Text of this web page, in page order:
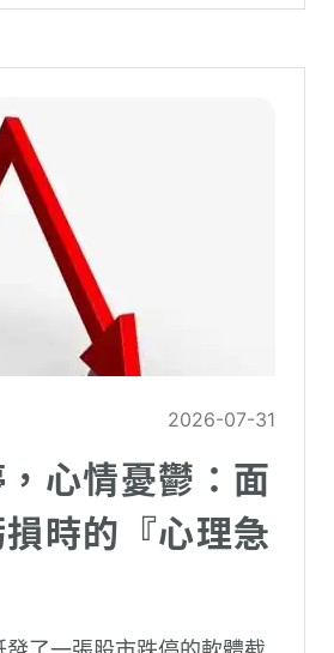
時，電腦呈現當機現象，
2026-07-31
心情憂鬱：面
時的『心理急